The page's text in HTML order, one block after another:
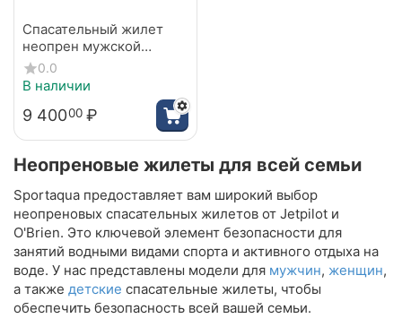
Спасательный жилет
неопрен мужской
Jetpilot Rival Reversible
FE Neo black/orange S23
0.0
В наличии
9 40000 ₽
Неопреновые жилеты для всей семьи
Sportaqua предоставляет вам широкий выбор
неопреновых спасательных жилетов от Jetpilot и
O'Brien. Это ключевой элемент безопасности для
занятий водными видами спорта и активного отдыха на
воде. У нас представлены модели для мужчин, женщин,
а также детские спасательные жилеты, чтобы
обеспечить безопасность всей вашей семьи.